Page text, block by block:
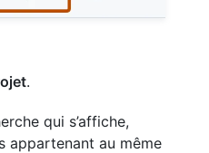
.
qui s’affiche,
appartenant au même